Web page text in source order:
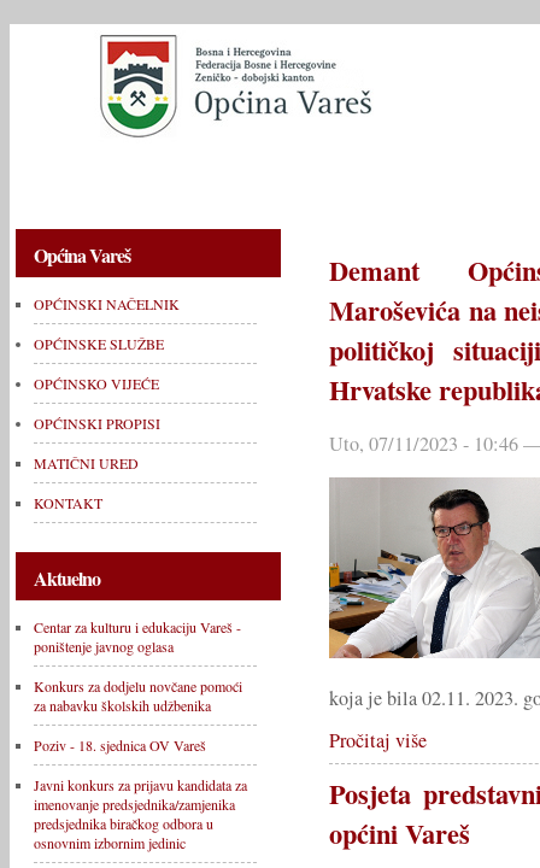
Općina Vareš
OPĆINSKI NAČELNIK
OPĆINSKE SLUŽBE
OPĆINSKO VIJEĆE
OPĆINSKI PROPISI
MATIČNI URED
KONTAKT
Aktuelno
Centar za kulturu i edukaciju Vareš -
poništenje javnog oglasa
Konkurs za dodjelu novčane pomoći
za nabavku školskih udžbenika
Poziv - 18. sjednica OV Vareš
Javni konkurs za prijavu kandidata za
imenovanje predsjednika/zamjenika
predsjednika biračkog odbora u
osnovnim izbornim jedinic
Demant
Maroševića na
političkoj
Hrvatske
Uto, 07/11/2023 - 10:46
koja je bila 02.11. 2023.
Pročitaj više
Posjeta
općini Vareš